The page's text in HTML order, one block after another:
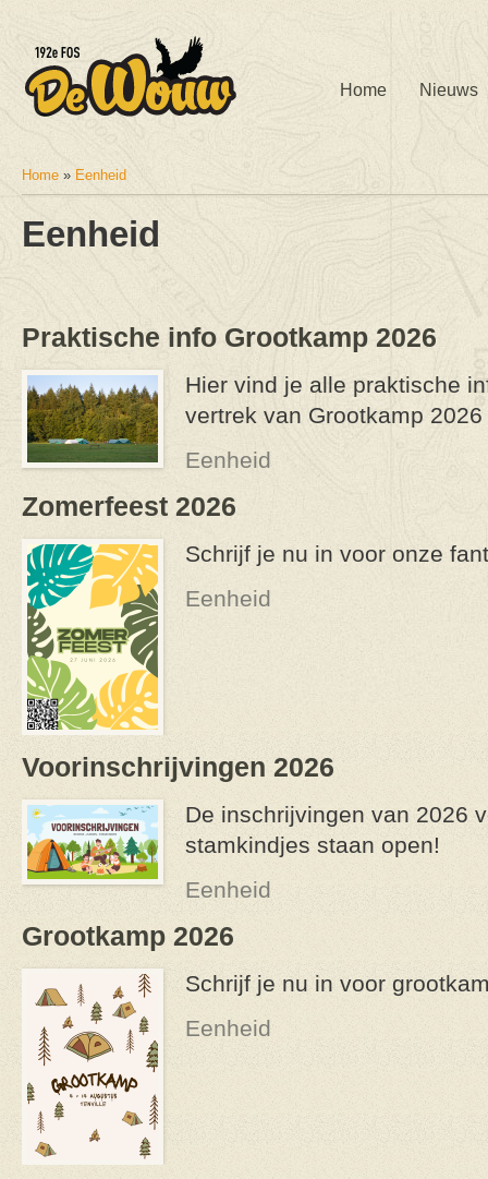
Home Nieuws
U bent hier
Home » Eenheid
Eenheid
Praktische info Grootkamp 2026
Hier vind je alle praktische
vertrek van Grootkamp 2026
Eenheid
Zomerfeest 2026
Schrijf je nu in voor onze
Eenheid
Voorinschrijvingen 2026
De inschrijvingen van 2026
stamkindjes staan open!
Eenheid
Grootkamp 2026
Schrijf je nu in voor
Eenheid